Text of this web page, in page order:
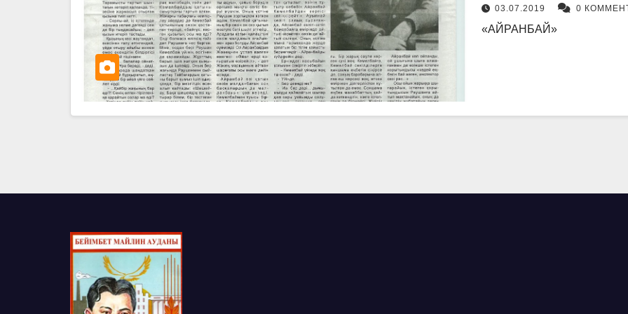
03.07.2019 0
«АЙРАНБАЙ»